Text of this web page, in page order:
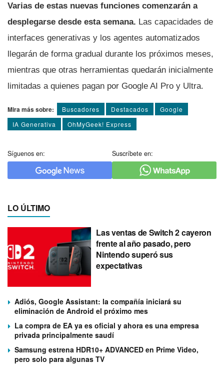
Varias de estas nuevas funciones comenzarán a
desplegarse desde esta semana. Las capacidades de
interfaces generativas y los agentes automatizados
llegarán de forma gradual durante los próximos meses,
mientras que otras herramientas quedarán inicialmente
limitadas a quienes pagan por Google AI Pro y Ultra.
Mira más sobre: Buscadores Destacados
Google
IA Generativa
OhMyGeek! Express
Síguenos en: Suscríbete en:
LO ÚLTIMO
Las ventas de Switch 2 cayeron
frente al año pasado, pero
Nintendo superó sus
expectativas
Adiós, Google Assistant: la compañía iniciará su
eliminación de Android el próximo mes
La compra de EA ya es oficial y ahora es una empresa
privada principalmente saudí
Samsung estrena HDR10+ ADVANCED en Prime Video,
pero solo para algunas TV